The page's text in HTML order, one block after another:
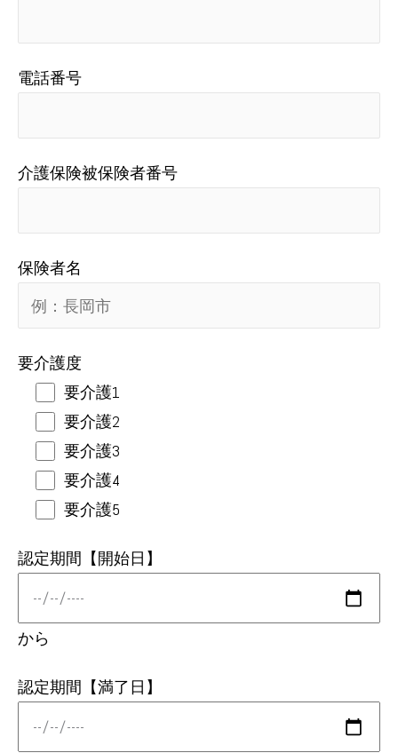
電話番号
介護保険被保険者番号
保険者名
要介護度
要介護1
要介護2
要介護3
要介護4
要介護5
認定期間【開始日】
から
認定期間【満了日】